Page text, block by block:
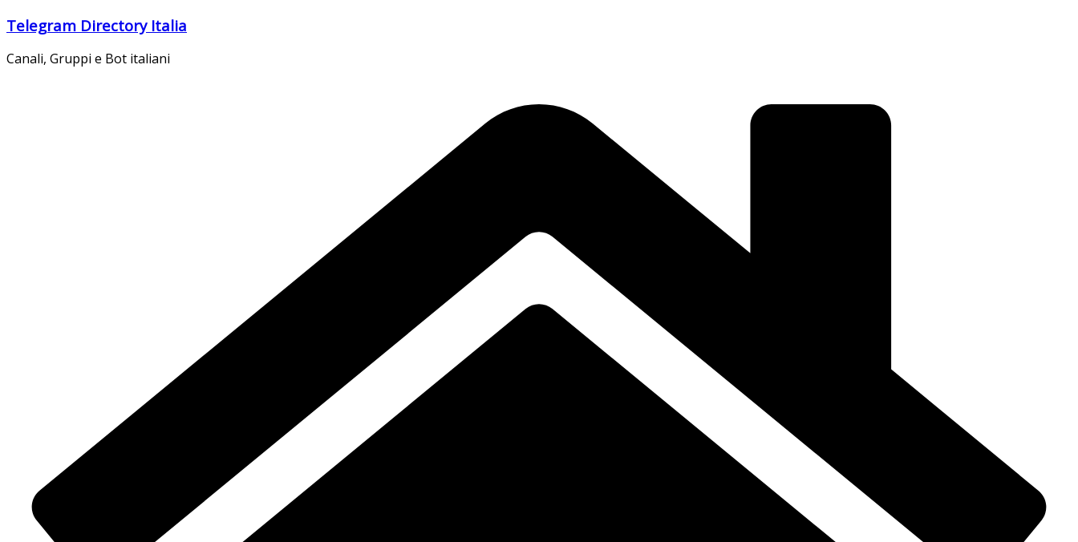
Salta
contenuto
Telegram Directory Italia
Canali, Gruppi e Bot italiani